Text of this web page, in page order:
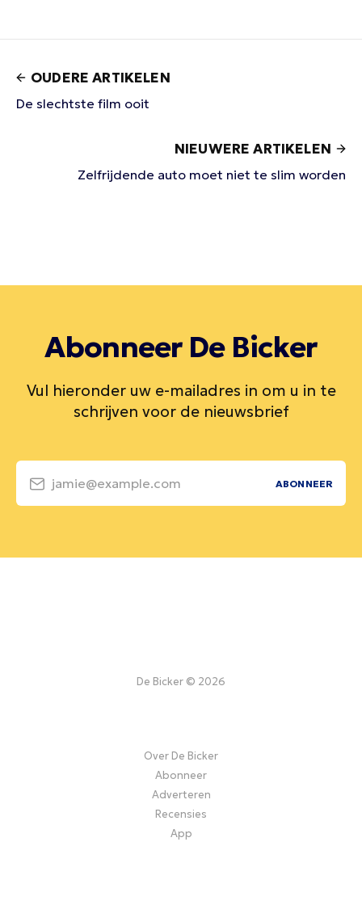
OUDERE ARTIKELEN
De slechtste film ooit
NIEUWERE ARTIKELEN
Zelfrijdende auto moet niet te slim worden
Abonneer De Bicker
Vul hieronder uw e-mailadres in om u in te
schrijven voor de nieuwsbrief
jamie@example.com ABONNEER
De Bicker © 2026
Over De Bicker
Abonneer
Adverteren
Recensies
App